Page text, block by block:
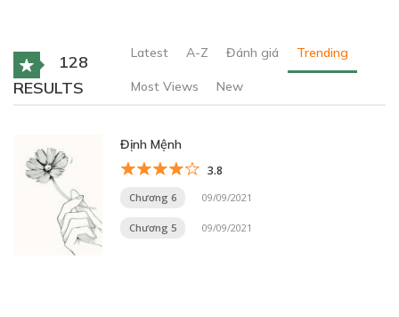
128
RESULTS
Latest A-Z Đánh giá Trending
Most Views New
Định Mệnh
3.8
Chương 6 09/09/2021
Chương 5 09/09/2021